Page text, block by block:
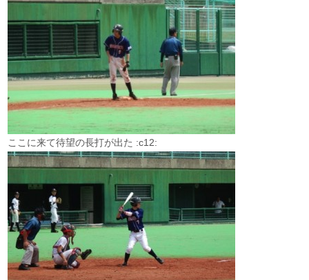
ここに来て待望の長打が出た :c12: